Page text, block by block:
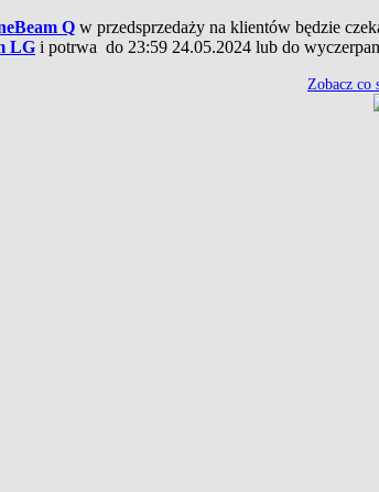
Q w przedsprzedaży na klientów będzie
LG i potrwa do 23:59 24.05.2024 lub do
Zobacz co